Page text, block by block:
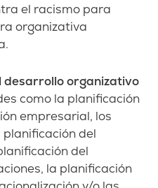
el racismo para
organizativa
desarrollo organizativo
como la planificación
empresarial, los
del
del
la planificación